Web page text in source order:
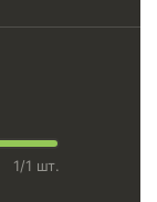
1/1 шт.